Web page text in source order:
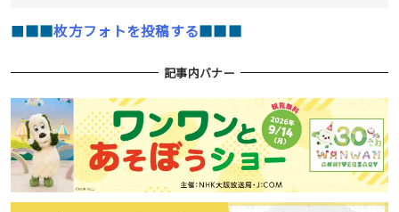
■■■枚方フォトを投稿する■■■
記事内バナー